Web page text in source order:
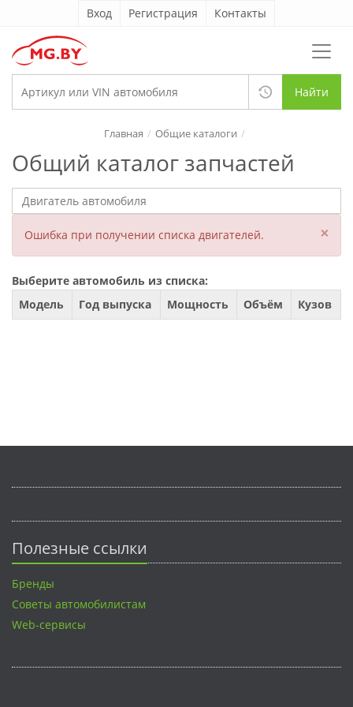
Вход Регистрация Контакты
Найти
Общий каталог запчастей
Главная Общие каталоги
Ошибка при получении списка двигателей. ×
Выберите автомобиль из списка:
Модель
Год выпуска Мощность Объём Кузов
Полезные ссылки
Бренды
Советы автомобилистам
Web-сервисы